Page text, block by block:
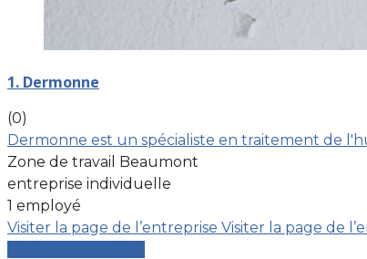
1. Dermonne
(0)
Dermonne est un spécialiste en traitement de
Zone de travail Beaumont
entreprise individuelle
1 employé
Visiter la page de l’entreprise Visiter la page de